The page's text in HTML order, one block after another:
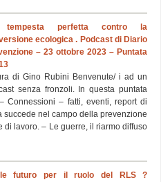
tempesta perfetta contro la
ecologica . Podcast di Diario
– 23 ottobre 2023 – Puntata
di Gino Rubini Benvenute/ i ad un
senza fronzoli. In questa puntata
Connessioni – fatti, eventi, report di
nel campo della prevenzione
lavoro. – Le guerre, il riarmo diffuso
futuro per il ruolo del RLS ?